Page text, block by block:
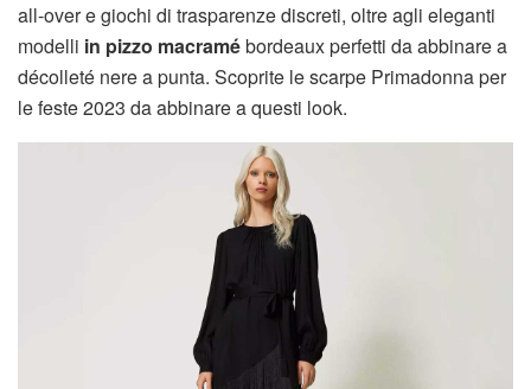
all-over e giochi di trasparenze discreti, oltre agli eleganti
modelli in pizzo macramébordeaux perfetti da abbinare a
décolleté nere a punta. Scoprite le scarpe Primadonna per
le feste 2023 da abbinare a questi look.